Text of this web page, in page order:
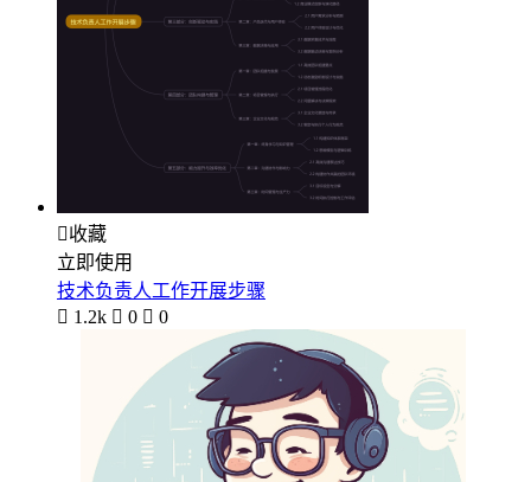
收藏
立即使用
技术负责人工作开展步骤
 1.2k  0  0